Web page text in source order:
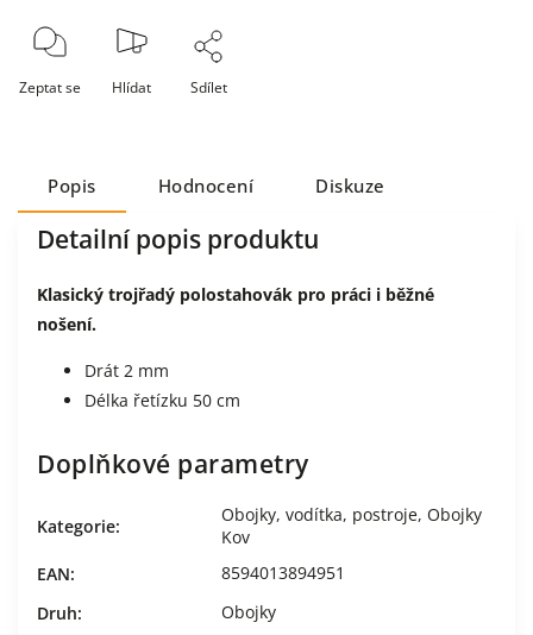
Zeptat se Hlídat Sdílet
Popis Hodnocení Diskuze
Detailní popis produktu
Klasický trojřadý polostahovák pro práci i běžné
nošení.
Drát 2 mm
Délka řetízku 50 cm
Doplňkové parametry
Kategorie:
Obojky, vodítka, postroje, Obojky
Kov
EAN:
8594013894951
Druh:
Obojky